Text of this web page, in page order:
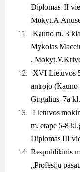
Diplomas. II
Kauno m. 3
Mykolas
.
XVI Lietuvos
antrojo (Kauno
Grigalius, 7a kl.
Lietuvos
m. etape 5-8
Diplomas III
Respublikinis
„Profesijų